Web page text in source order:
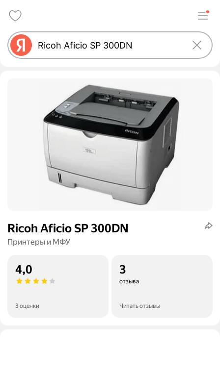
Ricoh Aficio SP 300DN
Принтеры и МФУ
4,0
3 оценки
3
отзыва
Читать отзывы